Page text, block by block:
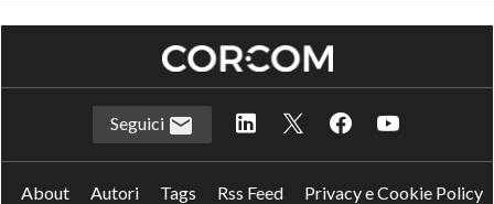
Seguici
About Autori Tags Rss Feed
Privacy e Cookie Policy